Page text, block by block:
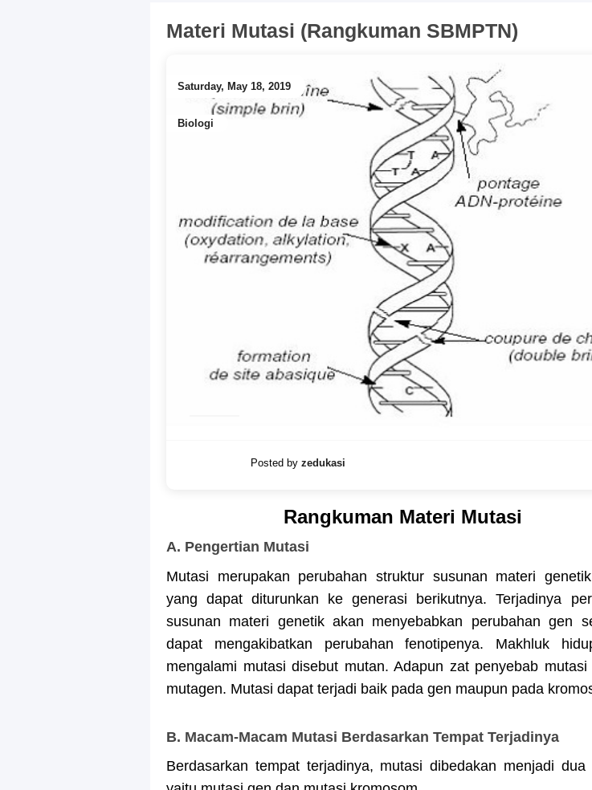
Materi Mutasi (Rangkuman SBMPTN)
Posted by zedukasi
Saturday, May 18, 2019
Biologi
Rangkuman Materi Mutasi
A. Pengertian Mutasi
Mutasi merupakan perubahan struktur susunan materi
yang dapat diturunkan ke generasi berikutnya. Terjadinya
susunan materi genetik akan menyebabkan perubahan gen
dapat mengakibatkan perubahan fenotipenya. Makhluk
mengalami mutasi disebut mutan. Adapun zat penyebab mutasi
mutagen. Mutasi dapat terjadi baik pada gen maupun pada
B. Macam-Macam Mutasi Berdasarkan Tempat Terjadinya
Berdasarkan tempat terjadinya, mutasi dibedakan menjadi dua